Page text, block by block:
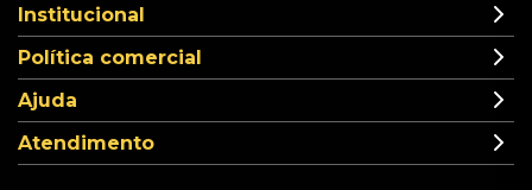
Institucional
Política comercial
Ajuda
Atendimento